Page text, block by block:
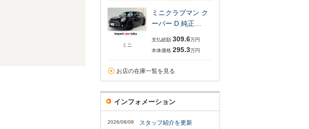
ミニ
ミニクラブマン ク
ーパー D 純正…
支払総額 309.6万円
本体価格 295.3万円
お店の在庫一覧を見る
インフォメーション
2026/08/08 スタッフ紹介を更新